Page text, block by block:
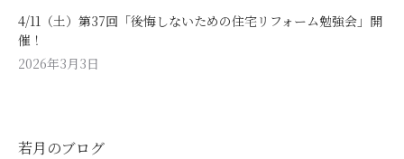
4/11（土）第37回「後悔しないための住宅リフォーム勉強会」開
催！
2026年3月3日
若月のブログ